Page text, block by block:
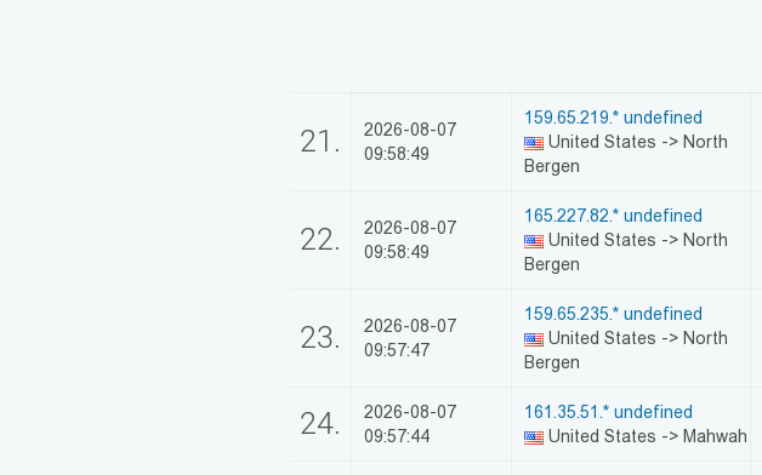
21.
2026-08-07
09:58:49
159.65.219.* undefined
United States -> North
Bergen
22.
2026-08-07
09:58:49
165.227.82.* undefined
United States -> North
Bergen
23.
2026-08-07
09:57:47
159.65.235.* undefined
United States -> North
Bergen
24.
2026-08-07
09:57:44
161.35.51.* undefined
United States -> Mahwah